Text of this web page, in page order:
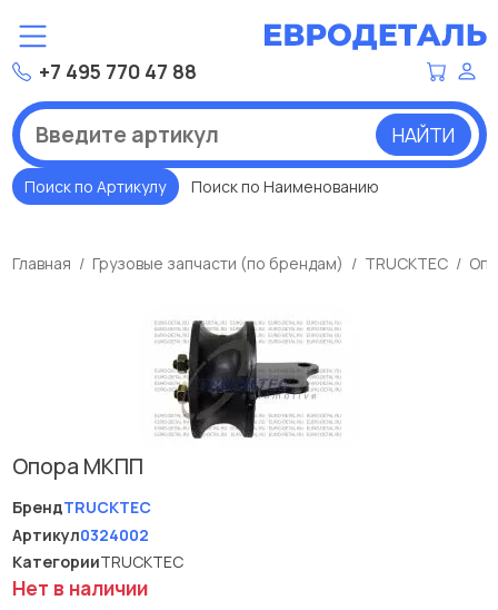
+7 495 770 47 88
НАЙТИ
Поиск по Артикулу Поиск по Наименованию
Главная Грузовые запчасти (по брендам) TRUCKTEC
Опора МКПП
БрендTRUCKTEC
Артикул0324002
КатегорииTRUCKTEC
Нет в наличии